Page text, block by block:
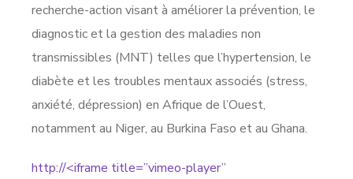
recherche-action visant à améliorer la prévention, le
diagnostic et la gestion des maladies non
transmissibles (MNT) telles que l’hypertension, le
diabète et les troubles mentaux associés (stress,
anxiété, dépression) en Afrique de l’Ouest,
notamment au Niger, au Burkina Faso et au Ghana.
http://<iframe title=”vimeo-player”